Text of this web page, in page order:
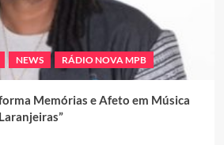
NEWS RÁDIO NOVA MPB
Memórias e Afeto em Música